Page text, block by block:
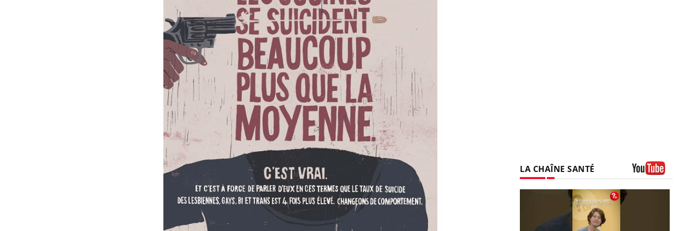
LA CHAÎNE SANTÉ